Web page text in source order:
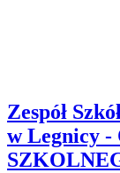
Zespół
w Legnicy -